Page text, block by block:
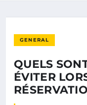
GENERAL
QUELS
ÉVITER